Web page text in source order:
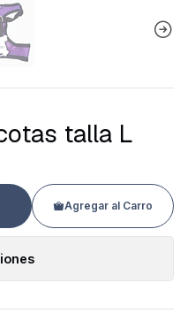
talla L
Agregar al Carro